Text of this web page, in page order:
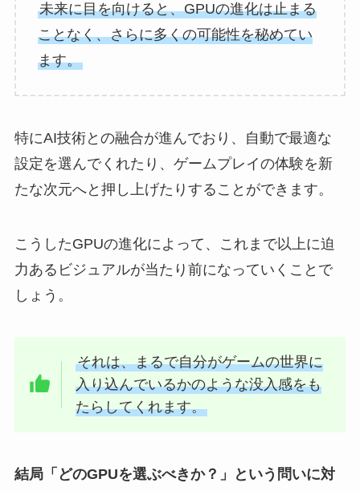
未来に目を向けると、GPUの進化は止まる
ことなく、さらに多くの可能性を秘めてい
ます。
特にAI技術との融合が進んでおり、自動で最適な
設定を選んでくれたり、ゲームプレイの体験を新
たな次元へと押し上げたりすることができます。
こうしたGPUの進化によって、これまで以上に迫
力あるビジュアルが当たり前になっていくことで
しょう。
それは、まるで自分がゲームの世界に
入り込んでいるかのような没入感をも
たらしてくれます。
結局「どのGPUを選ぶべきか？」という問いに対